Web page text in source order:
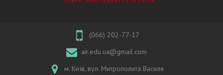
(066) 202-77-17
air.edu.ua@gmail.com
м. Київ, вул. Митрополита Василя